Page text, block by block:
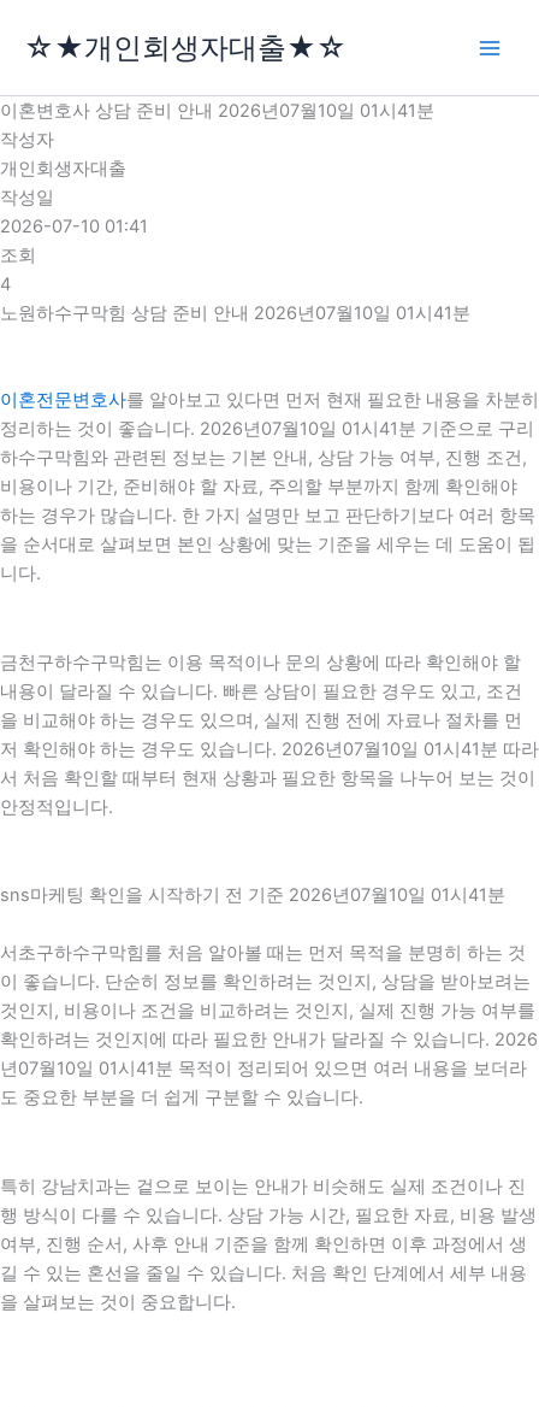
로
건
너
뛰
기
☆★개인회생자대출★☆
이혼변호사 상담 준비 안내 2026년07월10일 01시41분
작성자
개인회생자대출
작성일
2026-07-10 01:41
조회
4
노원하수구막힘 상담 준비 안내 2026년07월10일 01시41분
이혼전문변호사를 알아보고 있다면 먼저 현재 필요한 내용을 차분히
정리하는 것이 좋습니다. 2026년07월10일 01시41분 기준으로 구리
하수구막힘와 관련된 정보는 기본 안내, 상담 가능 여부, 진행 조건,
비용이나 기간, 준비해야 할 자료, 주의할 부분까지 함께 확인해야
하는 경우가 많습니다. 한 가지 설명만 보고 판단하기보다 여러 항목
을 순서대로 살펴보면 본인 상황에 맞는 기준을 세우는 데 도움이 됩
니다.
금천구하수구막힘는 이용 목적이나 문의 상황에 따라 확인해야 할
내용이 달라질 수 있습니다. 빠른 상담이 필요한 경우도 있고, 조건
을 비교해야 하는 경우도 있으며, 실제 진행 전에 자료나 절차를 먼
저 확인해야 하는 경우도 있습니다. 2026년07월10일 01시41분 따라
서 처음 확인할 때부터 현재 상황과 필요한 항목을 나누어 보는 것이
안정적입니다.
sns마케팅 확인을 시작하기 전 기준 2026년07월10일 01시41분
서초구하수구막힘를 처음 알아볼 때는 먼저 목적을 분명히 하는 것
이 좋습니다. 단순히 정보를 확인하려는 것인지, 상담을 받아보려는
것인지, 비용이나 조건을 비교하려는 것인지, 실제 진행 가능 여부를
확인하려는 것인지에 따라 필요한 안내가 달라질 수 있습니다. 2026
년07월10일 01시41분 목적이 정리되어 있으면 여러 내용을 보더라
도 중요한 부분을 더 쉽게 구분할 수 있습니다.
특히 강남치과는 겉으로 보이는 안내가 비슷해도 실제 조건이나 진
행 방식이 다를 수 있습니다. 상담 가능 시간, 필요한 자료, 비용 발생
여부, 진행 순서, 사후 안내 기준을 함께 확인하면 이후 과정에서 생
길 수 있는 혼선을 줄일 수 있습니다. 처음 확인 단계에서 세부 내용
을 살펴보는 것이 중요합니다.